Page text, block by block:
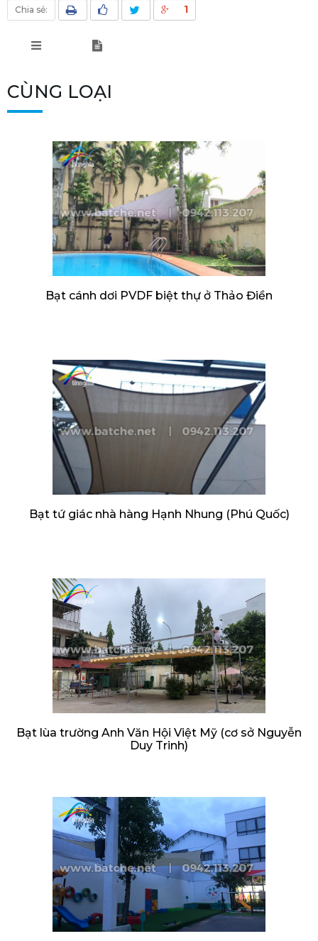
Chia sẻ: 1
CÙNG LOẠI
Bạt cánh dơi PVDF biệt thự ở Thảo Điền
Bạt tứ giác nhà hàng Hạnh Nhung (Phú Quốc)
Bạt lùa trường Anh Văn Hội Việt Mỹ (cơ sở Nguyễn
Duy Trinh)